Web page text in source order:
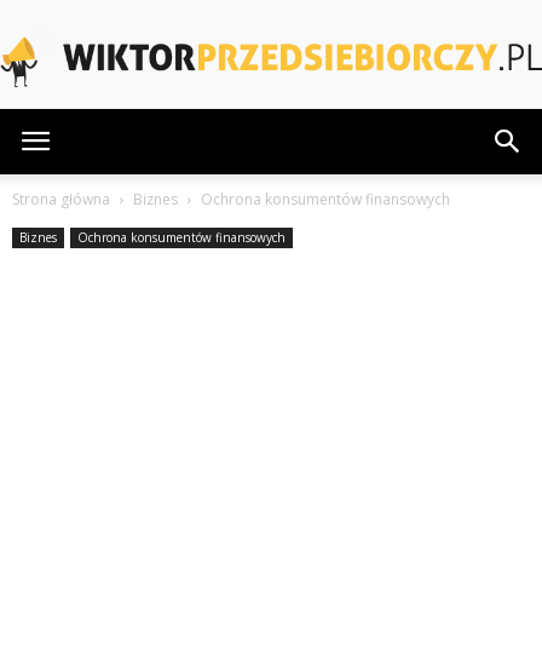
Strona główna Biznes Ochrona konsumentów finansowych
Biznes Ochrona konsumentów finansowych